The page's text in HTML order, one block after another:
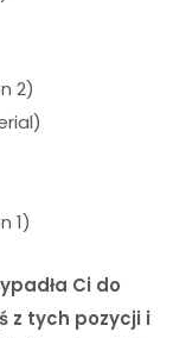
2)
1)
Ci do
z tych pozycji i